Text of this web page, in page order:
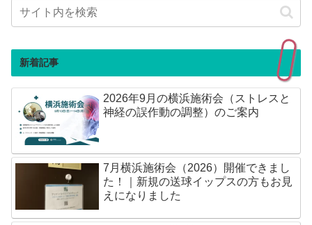
新着記事
2026年9月の横浜施術会（ストレスと
神経の誤作動の調整）のご案内
7月横浜施術会（2026）開催できまし
た！｜新規の送球イップスの方もお見
えになりました